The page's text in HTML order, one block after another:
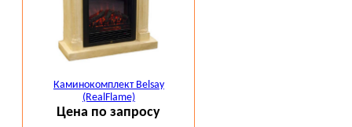
Каминокомплект Belsay
(RealFlame)
Цена по запросу